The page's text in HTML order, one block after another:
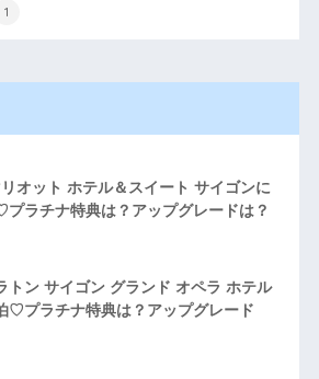
1
オット ホテル＆スイート サイゴンに
ラチナ特典は？アップグレードは？
トン サイゴン グランド オペラ ホテル
♡プラチナ特典は？アップグレード